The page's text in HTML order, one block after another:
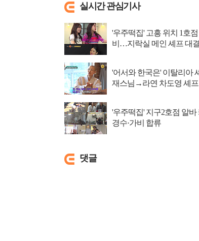
실시간 관심기사
'우주떡집' 고흥 위치 1호
비…지락실 메인 셰프 대결
'어서와 한국은' 이탈리아
재스님→라연 차도영 셰
'우주떡집' 지구2호점 알바
경수·가비 합류
댓글